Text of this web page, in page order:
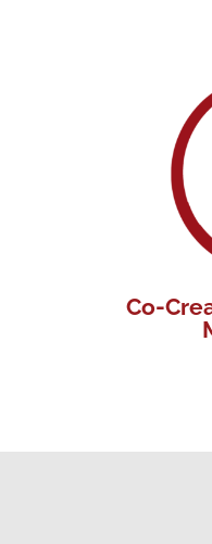
Das IKIGAI
Co-